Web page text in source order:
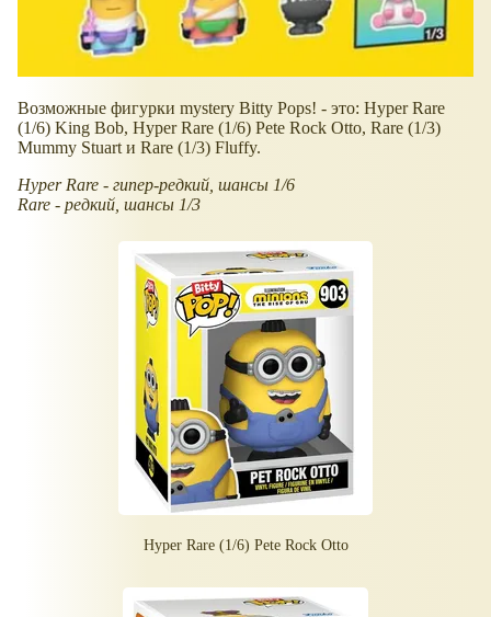
Возможные фигурки mystery Bitty Pops! - это: Hyper Rare
(1/6) King Bob, Hyper Rare (1/6) Pete Rock Otto, Rare (1/3)
Mummy Stuart и Rare (1/3) Fluffy.
Hyper Rare - гипер-редкий, шансы 1/6
Rare - редкий, шансы 1/3
Hyper Rare (1/6) Pete Rock Otto